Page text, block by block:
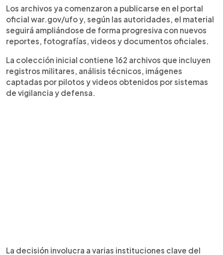
Los archivos ya comenzaron a publicarse en el portal
oficial war.gov/ufo y, según las autoridades, el material
seguirá ampliándose de forma progresiva con nuevos
reportes, fotografías, videos y documentos oficiales.
La colección inicial contiene 162 archivos que incluyen
registros militares, análisis técnicos, imágenes
captadas por pilotos y videos obtenidos por sistemas
de vigilancia y defensa.
La decisión involucra a varias instituciones clave del